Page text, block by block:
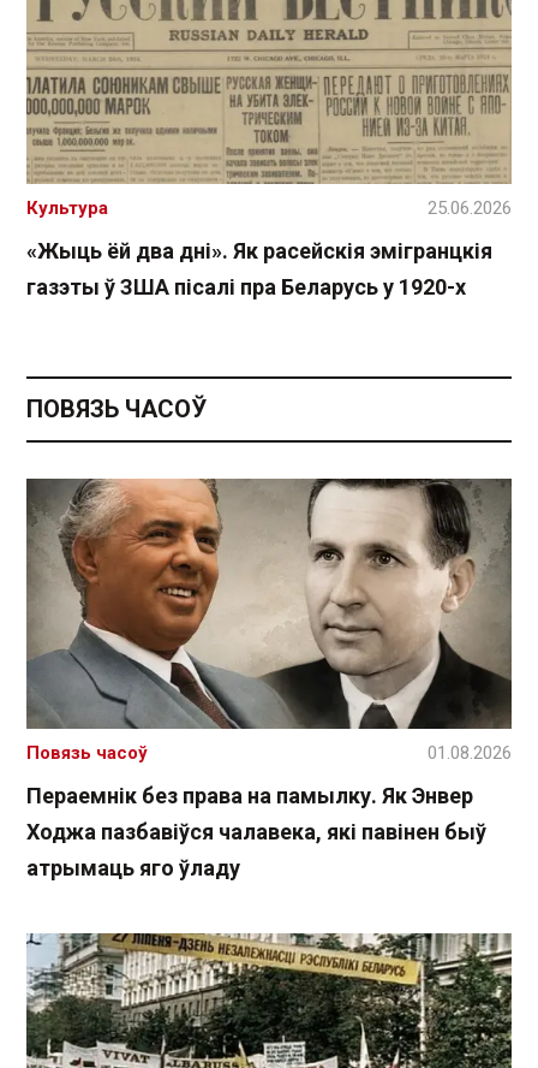
«Жыць ёй два дні». Як расейскія эмігранцкія
газэты ў ЗША пісалі пра Беларусь у 1920-х
Культура 25.06.2026
ПОВЯЗЬ ЧАСОЎ
Пераемнік без права на памылку. Як Энвер
Ходжа пазбавіўся чалавека, які павінен быў
атрымаць яго ўладу
Повязь часоў 01.08.2026